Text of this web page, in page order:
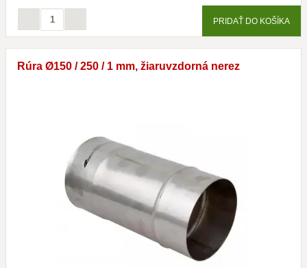
PRIDAŤ DO KOŠÍKA
Rúra Ø150 / 250 / 1 mm, žiaruvzdorná nerez